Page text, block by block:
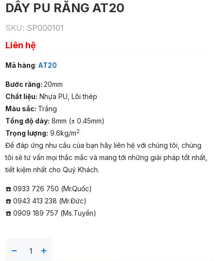
DÂY PU RĂNG AT20
SKU: SP000101
Liên hệ
Mã hàng: AT20
Bước răng: 20mm
Chất liệu: Nhựa PU, Lõi thép
Màu sắc: Trắng
Tổng độ dày: 8mm (± 0.45mm)
Trọng lượng: 9.6kg/m2
Để đáp ứng nhu cầu của bạn hãy liên hệ với chúng tôi, chúng
tôi sẽ tư vấn mọi thắc mắc và mang tới những giải pháp tốt nhất,
tiết kiệm nhất cho Quý Khách.
☎️ 0933 726 750 (Mr.Quốc)
☎️ 0943 413 238 (Mr.Đức)
☎️ 0909 189 757 (Ms.Tuyền)